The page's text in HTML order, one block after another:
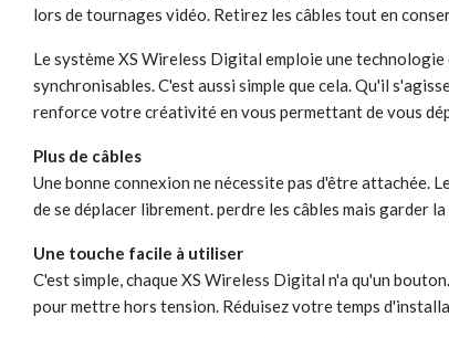
lors de tournages vidéo. Retirez les câbles tout en
Le système XS Wireless Digital emploie une
synchronisables. C'est aussi simple que cela. Qu'il
renforce votre créativité en vous permettant de vous
Plus de câbles
Une bonne connexion ne nécessite pas d'être attachée.
de se déplacer librement. perdre les câbles mais garder
Une touche facile à utiliser
C'est simple, chaque XS Wireless Digital n'a qu'un
pour mettre hors tension. Réduisez votre temps